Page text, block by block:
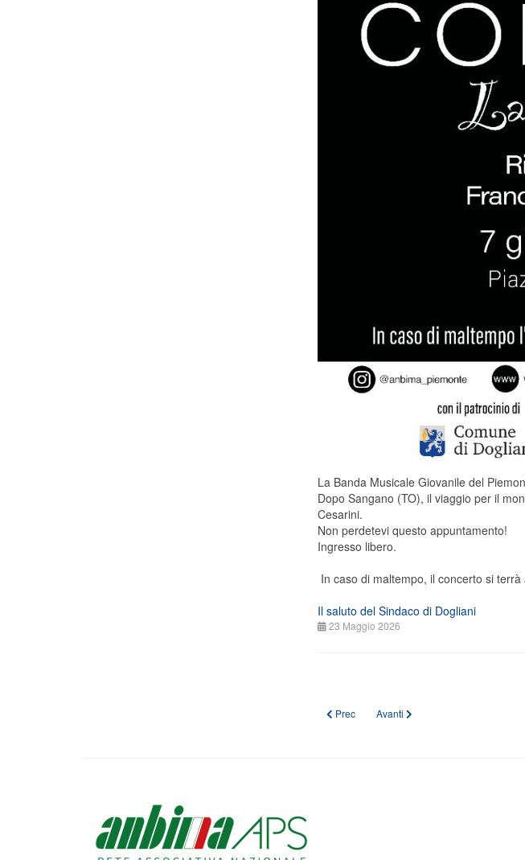
La Banda Musicale Giovanile del
Dopo Sangano (TO), il viaggio per il
Cesarini.
Non perdetevi questo appuntamento!
Ingresso libero.
In caso di maltempo, il concerto si
Il saluto del Sindaco di Dogliani
23 Maggio 2026
Articolo precedente: BMGP a Dogliani per
Prec Articolo successivo: Note dalla
Avanti